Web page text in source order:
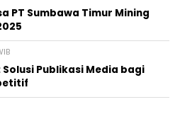
PT Sumbawa Timur Mining
Publikasi Media bagi